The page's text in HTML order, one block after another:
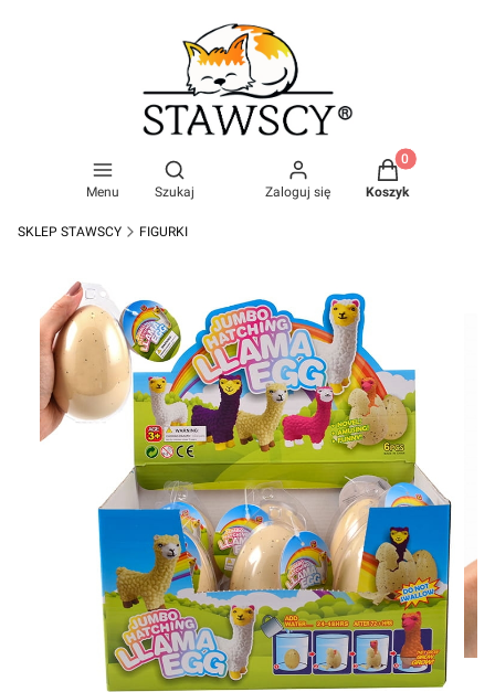
Menu
Otwórz wyszukiwarkę
Szukaj Zaloguj się
Produkty w
Koszyk
SKLEP STAWSCY FIGURKI